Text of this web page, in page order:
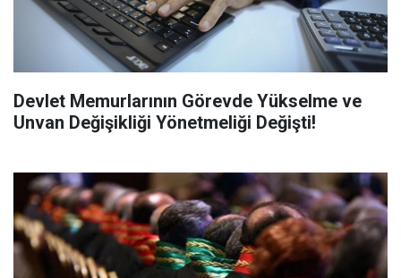
Devlet Memurlarının Görevde Yükselme ve
Unvan Değişikliği Yönetmeliği Değişti!